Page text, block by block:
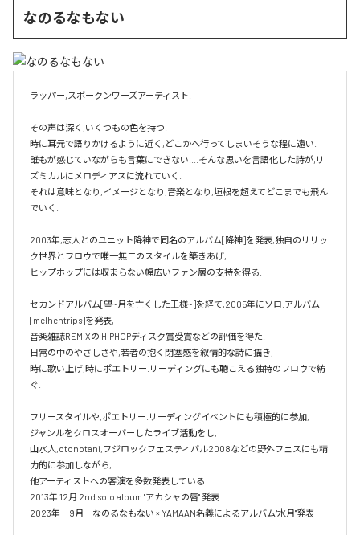
なのるなもない
ラッパー,スポークンワーズアーティスト.
その声は深く,いくつもの色を持つ.
時に耳元で語りかけるように近く,どこかへ行ってしまいそうな程に遠い.
誰もが感じていながらも言葉にできない....そんな思いを言語化した詩が,リ
ズミカルにメロディアスに流れていく.
それは意味となり,イメージとなり,音楽となり,垣根を超えてどこまでも飛ん
でいく.
2003年,志人とのユニット降神で同名のアルバム[降神]を発表,独自のリリッ
ク世界とフロウで唯一無二のスタイルを築きあげ,
ヒップホップには収まらない幅広いファン層の支持を得る.
セカンドアルバム[望~月を亡くした王様~]を経て,2005年にソロ.アルバム
[melhentrips]を発表,
音楽雑誌REMIXの HIPHOPディスク賞受賞などの評価を得た.
日常の中のやさしさや,若者の抱く閉塞感を叙情的な詩に描き,
時に歌い上げ,時にポエトリー.リーディングにも聴こえる独特のフロウで紡
ぐ.
フリースタイルや,ポエトリー.リーディングイベントにも積極的に参加,
ジャンルをクロスオーバーしたライブ活動をし,
山水人,otonotani,フジロックフェスティバル2008などの野外フェスにも精
力的に参加しながら,
他アーティストへの客演を多数発表している.
2013年 12月 2nd solo album "アカシャの唇" 発表
2023年　9月　なのるなもない × YAMAAN名義によるアルバム"水月"発表